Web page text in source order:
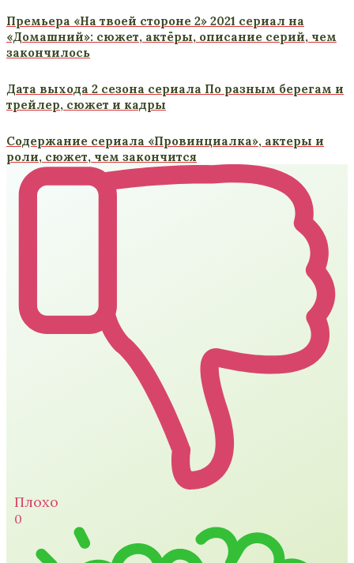
Премьера «На твоей стороне 2» 2021 сериал на
«Домашний»: сюжет, актёры, описание серий, чем
закончилось
Дата выхода 2 сезона сериала По разным берегам и
трейлер, сюжет и кадры
Содержание сериала «Провинциалка», актеры и
роли, сюжет, чем закончится
Плохо
0